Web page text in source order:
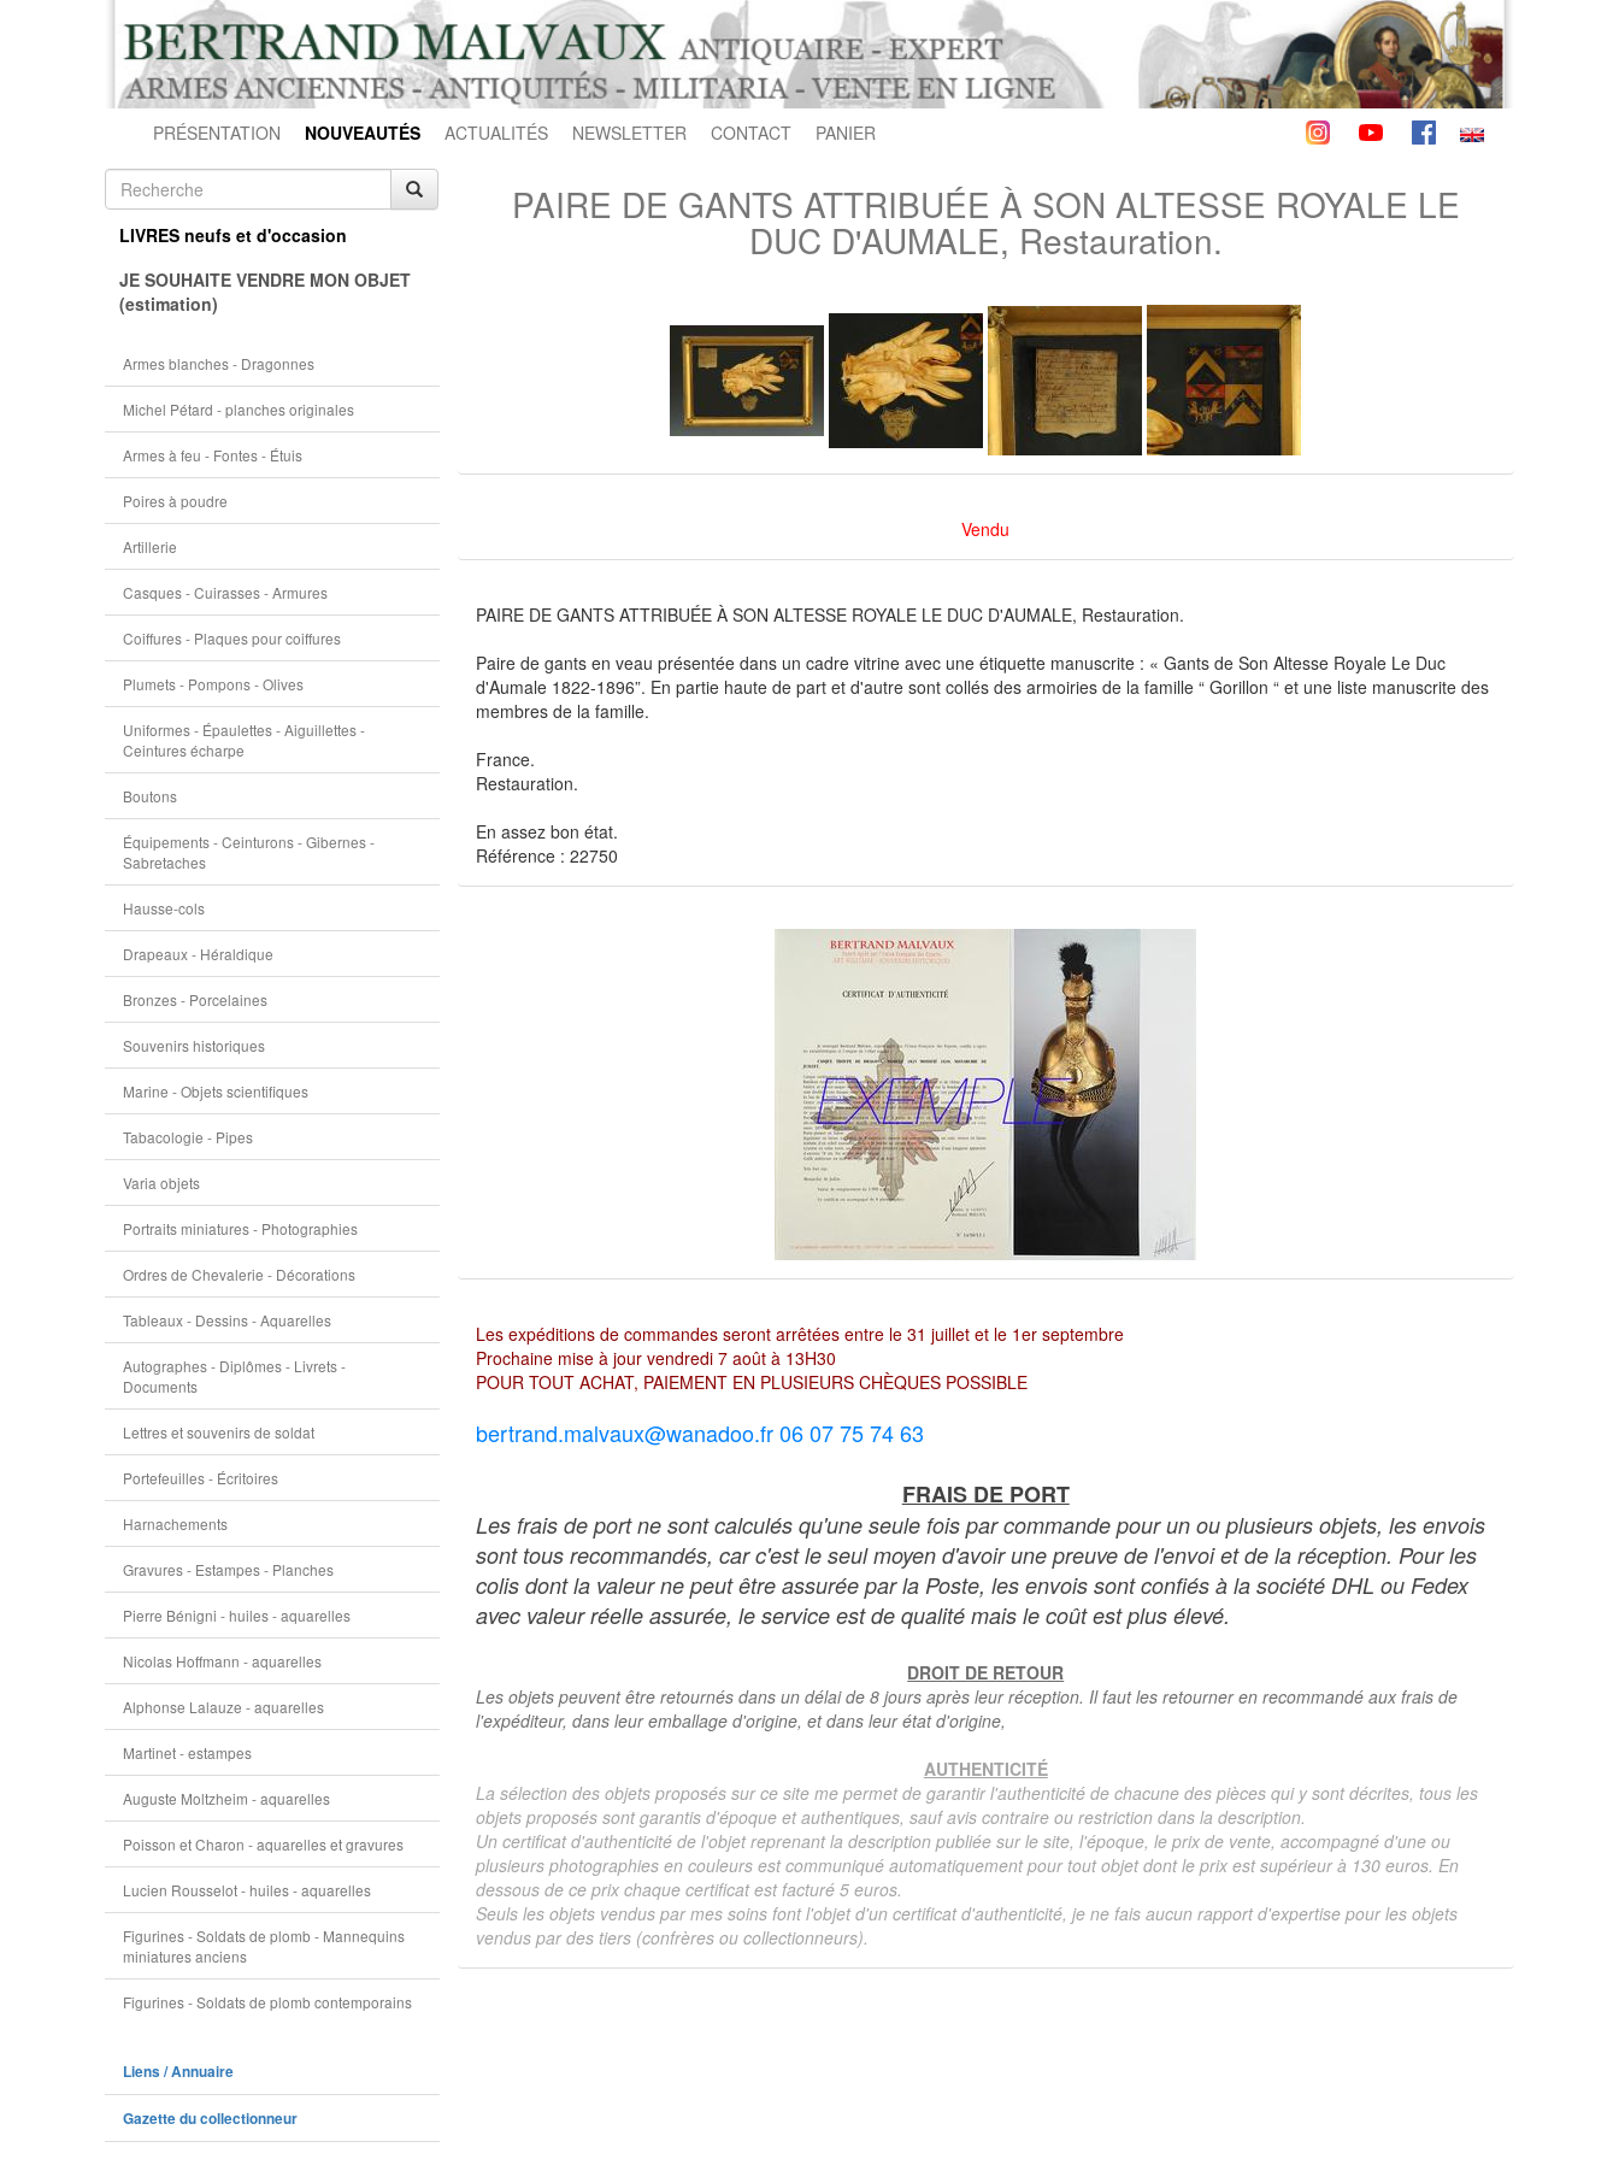
PRÉSENTATION NOUVEAUTÉS ACTUALITÉS NEWSLETTER CONTACT PANIER
LIVRES neufs et d'occasion
JE SOUHAITE VENDRE MON OBJET
(estimation)
Armes blanches - Dragonnes
Michel Pétard - planches originales
Armes à feu - Fontes - Étuis
Poires à poudre
Artillerie
Casques - Cuirasses - Armures
Coiffures - Plaques pour coiffures
Plumets - Pompons - Olives
Uniformes - Épaulettes - Aiguillettes -
Ceintures écharpe
Boutons
Équipements - Ceinturons - Gibernes -
Sabretaches
Hausse-cols
Drapeaux - Héraldique
Bronzes - Porcelaines
Souvenirs historiques
Marine - Objets scientifiques
Tabacologie - Pipes
Varia objets
Portraits miniatures - Photographies
Ordres de Chevalerie - Décorations
Tableaux - Dessins - Aquarelles
Autographes - Diplômes - Livrets -
Documents
Lettres et souvenirs de soldat
Portefeuilles - Écritoires
Harnachements
Gravures - Estampes - Planches
Pierre Bénigni - huiles - aquarelles
Nicolas Hoffmann - aquarelles
Alphonse Lalauze - aquarelles
Martinet - estampes
Auguste Moltzheim - aquarelles
Poisson et Charon - aquarelles et gravures
Lucien Rousselot - huiles - aquarelles
Figurines - Soldats de plomb - Mannequins
miniatures anciens
Figurines - Soldats de plomb contemporains
Liens / Annuaire
Gazette du collectionneur
PAIRE DE GANTS ATTRIBUÉE À SON ALTESSE ROYALE LE
DUC D'AUMALE, Restauration.
Vendu
PAIRE DE GANTS ATTRIBUÉE À SON ALTESSE ROYALE LE DUC D'AUMALE, Restauration.
Paire de gants en veau présentée dans un cadre vitrine avec une étiquette manuscrite : « Gants de Son Altesse Royale Le Duc
d'Aumale 1822-1896”. En partie haute de part et d'autre sont collés des armoiries de la famille “ Gorillon “ et une liste manuscrite des
membres de la famille.
France.
Restauration.
En assez bon état.
Référence : 22750
Les expéditions de commandes seront arrêtées entre le 31 juillet et le 1er septembre
Prochaine mise à jour vendredi 7 août à 13H30
POUR TOUT ACHAT, PAIEMENT EN PLUSIEURS CHÈQUES POSSIBLE
bertrand.malvaux@wanadoo.fr 06 07 75 74 63
FRAIS DE PORT
Les frais de port ne sont calculés qu'une seule fois par commande pour un ou plusieurs objets, les envois
sont tous recommandés, car c'est le seul moyen d'avoir une preuve de l'envoi et de la réception. Pour les
colis dont la valeur ne peut être assurée par la Poste, les envois sont confiés à la société DHL ou Fedex
avec valeur réelle assurée, le service est de qualité mais le coût est plus élevé.
DROIT DE RETOUR
Les objets peuvent être retournés dans un délai de 8 jours après leur réception. Il faut les retourner en recommandé aux frais de
l'expéditeur, dans leur emballage d'origine, et dans leur état d'origine,
AUTHENTICITÉ
La sélection des objets proposés sur ce site me permet de garantir l'authenticité de chacune des pièces qui y sont décrites, tous les
objets proposés sont garantis d'époque et authentiques, sauf avis contraire ou restriction dans la description.
Un certificat d'authenticité de l'objet reprenant la description publiée sur le site, l'époque, le prix de vente, accompagné d'une ou
plusieurs photographies en couleurs est communiqué automatiquement pour tout objet dont le prix est supérieur à 130 euros. En
dessous de ce prix chaque certificat est facturé 5 euros.
Seuls les objets vendus par mes soins font l'objet d'un certificat d'authenticité, je ne fais aucun rapport d'expertise pour les objets
vendus par des tiers (confrères ou collectionneurs).